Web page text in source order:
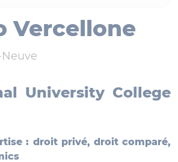
Vercellone
University College
: droit privé, droit comparé,